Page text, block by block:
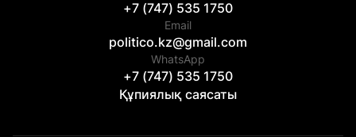
+7 (747) 535 1750
Email
politico.kz@gmail.com
WhatsApp
+7 (747) 535 1750
Құпиялық саясаты